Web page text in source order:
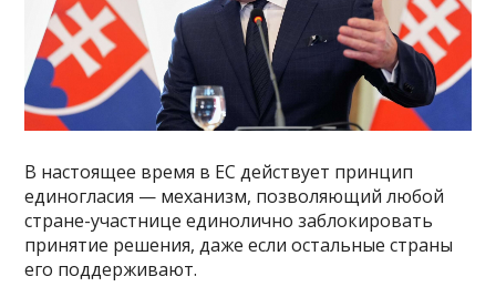
В настоящее время в ЕС действует принцип
единогласия — механизм, позволяющий любой
стране-участнице единолично заблокировать
принятие решения, даже если остальные страны
его поддерживают.